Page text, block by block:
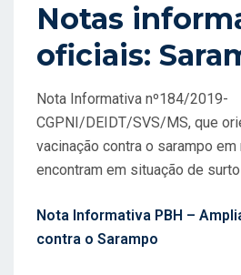
S
T
A
D
O
E
M
Notas
oficiais:
Nota Informativa nº184/2019-
CGPNI/DEIDT/SVS/MS, que
vacinação contra o sarampo
encontram em situação de
Nota Informativa PBH –
contra o Sarampo